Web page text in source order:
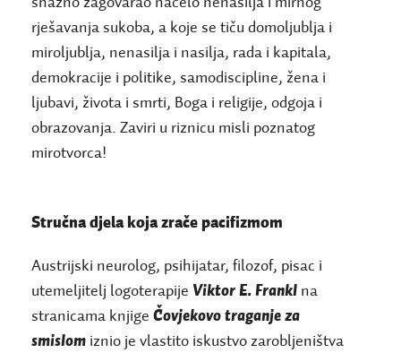
rješavanja sukoba, a koje se tiču domoljublja i
miroljublja, nenasilja i nasilja, rada i kapitala,
demokracije i politike, samodiscipline, žena i
ljubavi, života i smrti, Boga i religije, odgoja i
obrazovanja. Zaviri u riznicu misli poznatog
mirotvorca!
Stručna djela koja zrače pacifizmom
Austrijski neurolog, psihijatar, filozof, pisac i
utemeljitelj logoterapije Viktor E. Frankl na
stranicama knjigeČovjekovo traganje za
smislom iznio je vlastito iskustvo zarobljeništva